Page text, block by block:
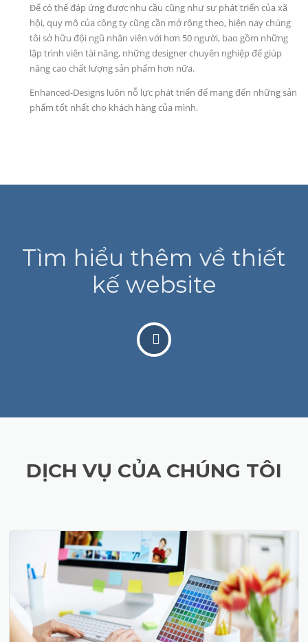
Để có thể đáp ứng được nhu cầu cũng như sự phát triển của xã
hội, quy mô của công ty cũng cần mở rộng theo, hiện nay chúng
tôi sở hữu đội ngũ nhân viên với hơn 50 người, bao gồm những
lập trình viên tài năng, những designer chuyên nghiệp để giúp
nâng cao chất lượng sản phẩm hơn nữa.
Enhanced-Designs luôn nỗ lực phát triển để mang đến những sản
phẩm tốt nhất cho khách hàng của mình.
Tìm hiểu thêm về thiết
kế website
DỊCH VỤ CỦA CHÚNG TÔI